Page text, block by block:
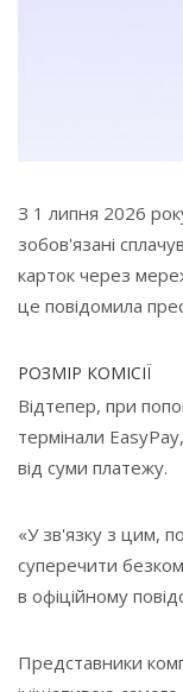
З 1 липня 2026
зобов'язані
карток через
це повідомила
РОЗМІР КОМІСІЇ
Відтепер, при
термінали
від суми платежу.
«У зв'язку з цим,
суперечити
в офіційному
Представники